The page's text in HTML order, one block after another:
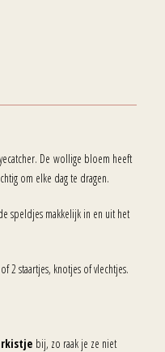
De wollige bloem heeft
om elke dag te dragen.
speldjes makkelijk in en uit het
2 staartjes, knotjes of vlechtjes.
bij, zo raak je ze niet